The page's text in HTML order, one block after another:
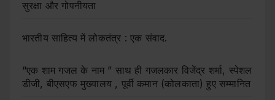
सुरक्षा और गोपनीयता
भारतीय साहित्य में लोकतंत्र : एक संवाद.
“एक शाम गजल के नाम ” साथ ही गजलकार विजेंद्र शर्मा, स्पेशल
डीजी, बीएसएफ मुख्यालय , पूर्वी कमान (कोलकाता) हुए सम्मानित